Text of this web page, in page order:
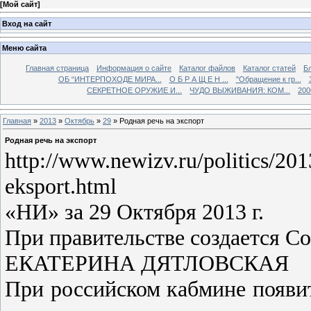
[Мой сайт]
Вход на сайт
Меню сайта
Главная страница Информация о сайте Каталог файлов Каталог статей
ОБ “ИНТЕРПОХОДЕ МИРА...
О Б Р А Щ Е Н ... "Обращение к гр...
СЕКРЕТНОЕ ОРУЖИЕ И...
ЧУДО ВЫЖИВАНИЯ: КОМ...
Главная » 2013 » Октябрь » 29 » Родная речь на экспорт
Родная речь на экспорт
http://www.newizv.ru/politics/
eksport.html
«НИ» за 29 Октября 2013 г.
При правительстве создается
ЕКАТЕРИНА ДЯТЛОВСКАЯ
При российском кабмине